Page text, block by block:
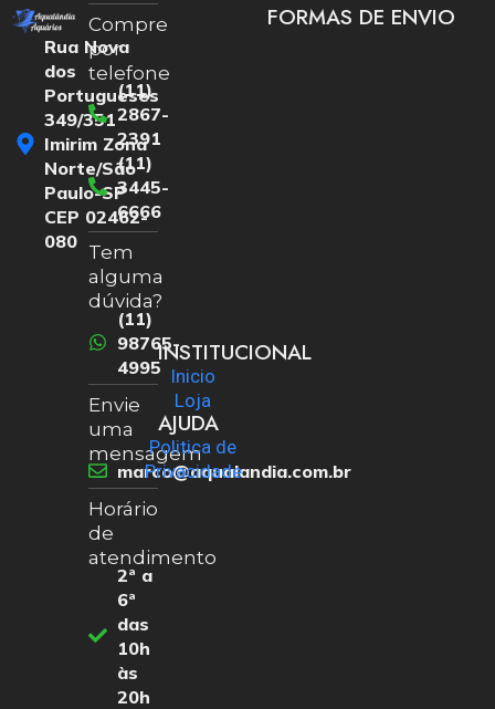
Rua Nova
dos
Portugueses
349/351
Imirim Zona
Norte/São
Paulo-SP
CEP 02462-
080
Compre
por
telefone
(11)
2867-
2391
(11)
3445-
6666
Tem
alguma
dúvida?
(11)
98765-
4995
Envie
uma
mensagem
marco@aqualandia.com.br
Horário
de
atendimento
2ª a
6ª
das
10h
às
20h
INSTITUCIONAL
Inicio
Loja
AJUDA
Politica de
Privacidade
FORMAS DE ENVIO